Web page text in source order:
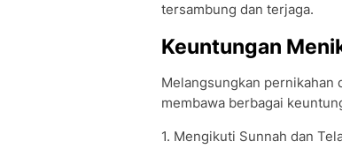
tersambung dan terjaga.
Keuntungan
Melangsungkan pernikahan
membawa berbagai
1. Mengikuti Sunnah dan